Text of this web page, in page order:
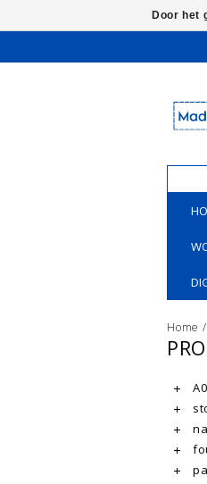
Home /
Door het